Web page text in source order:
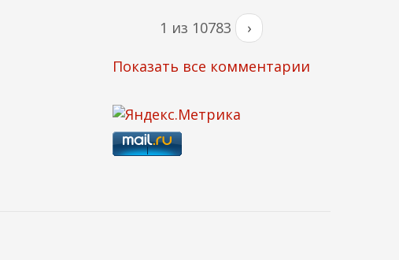
1 из 10783 ›
Показать все комментарии